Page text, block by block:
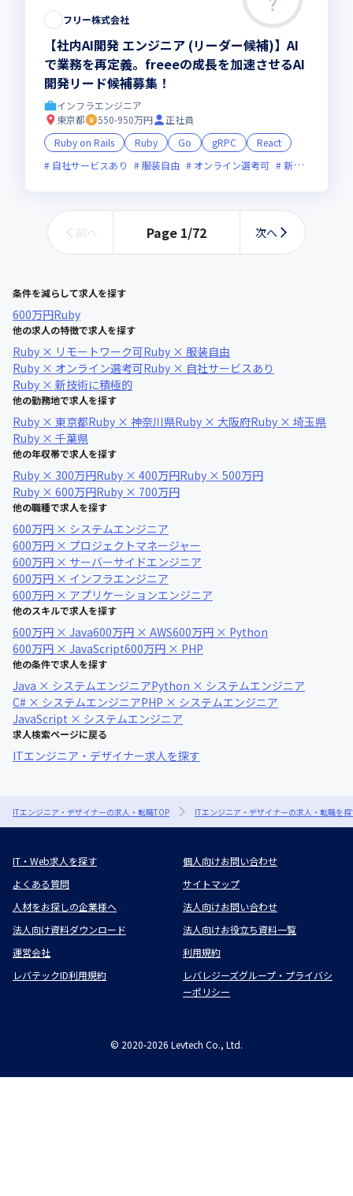
フリー株式会社
【社内AI開発 エンジニア (リーダー候補)】AI
で業務を再定義。freeeの成長を加速させるAI
開発リード候補募集！
インフラエンジニア
東京都
550-950万円
正社員
Ruby on Rails
Ruby Go gRPC
React
自社サービスあり
服装自由 オンライン選考可 新技術に積極的
前へ Page 1/72 次へ
条件を減らして求人を探す
600万円Ruby
他の求人の特徴で求人を探す
Ruby × リモートワーク可Ruby × 服装自由
Ruby × オンライン選考可Ruby × 自社サービスあり
Ruby × 新技術に積極的
他の勤務地で求人を探す
Ruby × 東京都Ruby × 神奈川県Ruby × 大阪府Ruby × 埼玉県
Ruby × 千葉県
他の年収帯で求人を探す
Ruby × 300万円Ruby × 400万円Ruby × 500万円
Ruby × 600万円Ruby × 700万円
他の職種で求人を探す
600万円 × システムエンジニア
600万円 × プロジェクトマネージャー
600万円 × サーバーサイドエンジニア
600万円 × インフラエンジニア
600万円 × アプリケーションエンジニア
他のスキルで求人を探す
600万円 × Java600万円 × AWS600万円 × Python
600万円 × JavaScript600万円 × PHP
他の条件で求人を探す
Java × システムエンジニアPython × システムエンジニア
C# × システムエンジニアPHP × システムエンジニア
JavaScript × システムエンジニア
求人検索ページに戻る
ITエンジニア・デザイナー求人を探す
ITエンジニア・デザイナーの求人・転職TOP ITエンジニア・デザイナーの求人・転職を
IT・Web求人を探す
個人向けお問い合わせ
よくある質問
サイトマップ
人材をお探しの企業様へ
法人向けお問い合わせ
法人向け資料ダウンロード
法人向けお役立ち資料一覧
運営会社
利用規約
レバテックID利用規約
レバレジーズグループ・プライバシ
ーポリシー
© 2020-2026 Levtech Co., Ltd.